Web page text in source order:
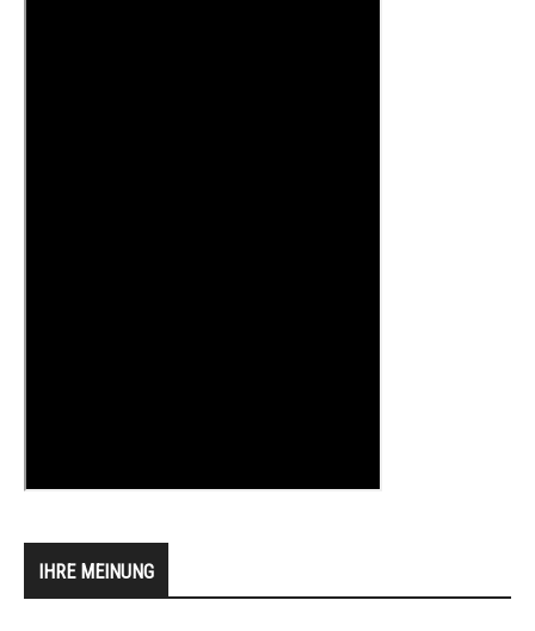
IHRE MEINUNG